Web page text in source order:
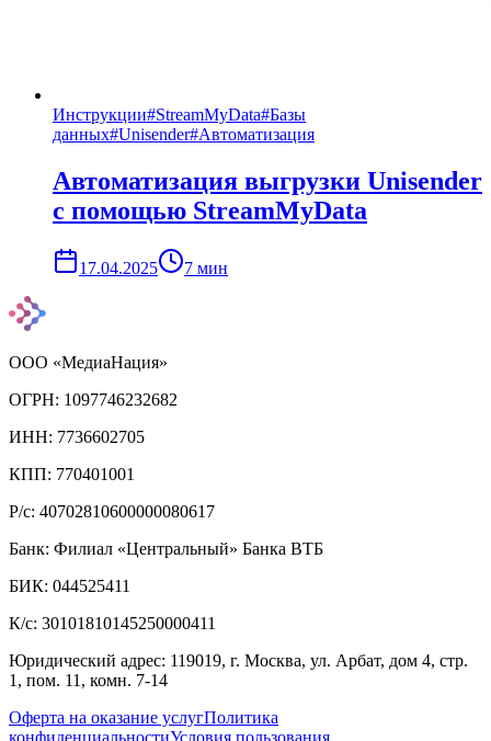
Инструкции#StreamMyData#Базы
данных#Unisender#Автоматизация
Автоматизация выгрузки Unisender
с помощью StreamMyData
17.04.2025 7 мин
ООО «МедиаНация»
ОГРН: 1097746232682
ИНН: 7736602705
КПП: 770401001
Р/с: 40702810600000080617
Банк: Филиал «Центральный» Банка ВТБ
БИК: 044525411
К/с: 30101810145250000411
Юридический адрес: 119019, г. Москва, ул. Арбат, дом 4, стр.
1, пом. 11, комн. 7-14
Оферта на оказание услугПолитика
конфиденциальностиУсловия пользования